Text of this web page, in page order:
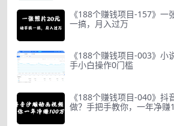
《188个赚钱项目-157》一
一搞，月入过万
《188个赚钱项目-003》小
手小白操作0门槛
《188个赚钱项目-040》抖
做？手把手教你，一年净赚